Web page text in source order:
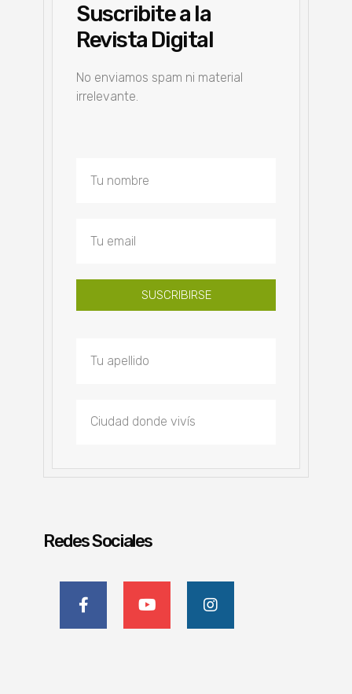
Suscribite a la
Revista Digital
No enviamos spam ni material
irrelevante.
SUSCRIBIRSE
Redes Sociales